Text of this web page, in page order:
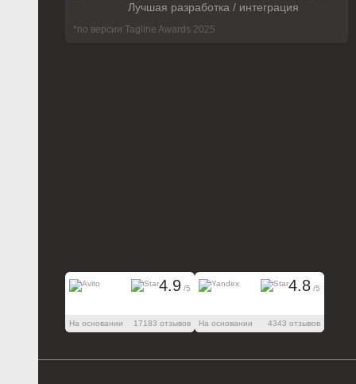
Лучшая разработка / интеграция
*по версии Tagline Awards 2025
4.9 /5
На основании 17183 отзывов
4.8 /5
На основании 4343 отзывов